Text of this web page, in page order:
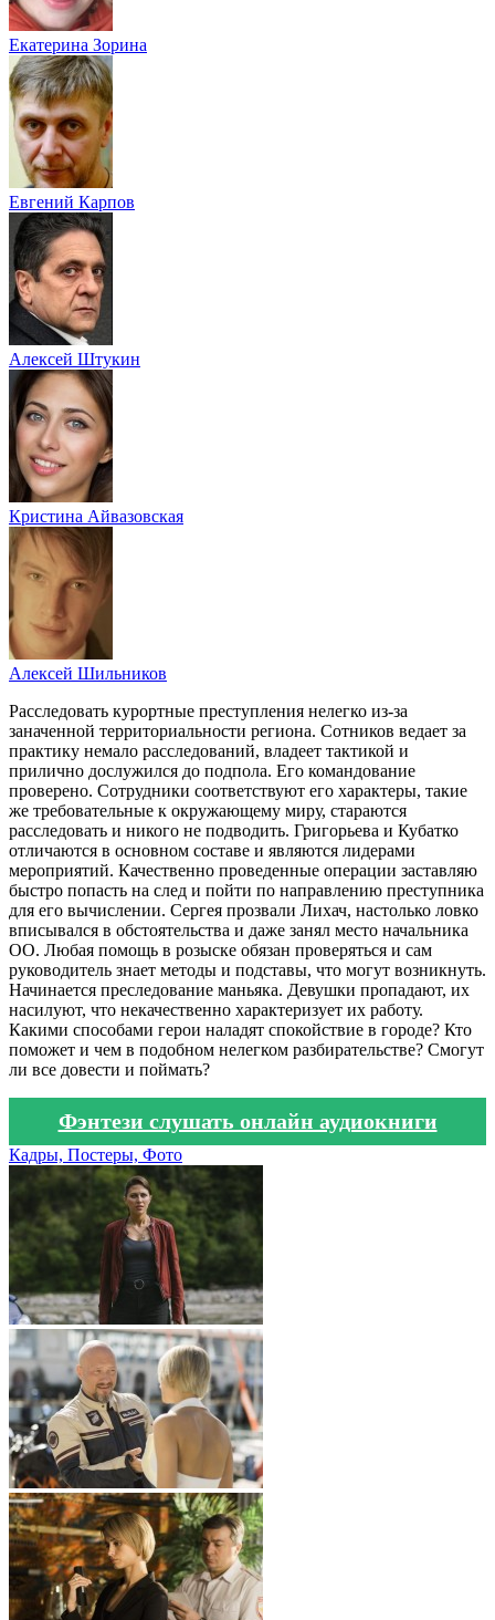
Екатерина Зорина
Евгений Карпов
Алексей Штукин
Кристина Айвазовская
Алексей Шильников
Расследовать курортные преступления нелегко из-за
заначенной территориальности региона. Сотников ведает за
практику немало расследований, владеет тактикой и
прилично дослужился до подпола. Его командование
проверено. Сотрудники соответствуют его характеры, такие
же требовательные к окружающему миру, стараются
расследовать и никого не подводить. Григорьева и Кубатко
отличаются в основном составе и являются лидерами
мероприятий. Качественно проведенные операции заставляю
быстро попасть на след и пойти по направлению преступника
для его вычислении. Сергея прозвали Лихач, настолько ловко
вписывался в обстоятельства и даже занял место начальника
ОО. Любая помощь в розыске обязан проверяться и сам
руководитель знает методы и подставы, что могут возникнуть.
Начинается преследование маньяка. Девушки пропадают, их
насилуют, что некачественно характеризует их работу.
Какими способами герои наладят спокойствие в городе? Кто
поможет и чем в подобном нелегком разбирательстве? Смогут
ли все довести и поймать?
Фэнтези слушать онлайн аудиокниги
Кадры, Постеры, Фото